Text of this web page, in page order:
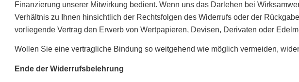
Finanzierung unserer Mitwirkung bedient. Wenn uns das Darlehen bei
Verhältnis zu Ihnen hinsichtlich der Rechtsfolgen des Widerrufs oder der
vorliegende Vertrag den Erwerb von Wertpapieren, Devisen, Derivaten oder
Wollen Sie eine vertragliche Bindung so weitgehend wie möglich vermeiden,
Ende der Widerrufsbelehrung